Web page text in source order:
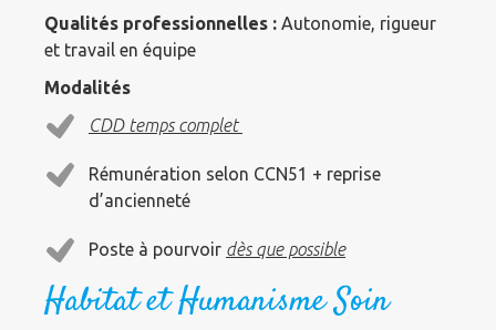
Qualités professionnelles : Autonomie, rigueur
et travail en équipe
Modalités
CDD temps complet
Rémunération selon CCN51 + reprise
d’ancienneté
Poste à pourvoir dès que possible
Habitat et Humanisme Soin